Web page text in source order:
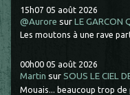
15h07 05 août 2026
@Aurore surLE GARCON
Les moutons à une rave
00h00 05 août 2026
Martin surSOUS LE CIEL
Mouais... beaucoup trop de